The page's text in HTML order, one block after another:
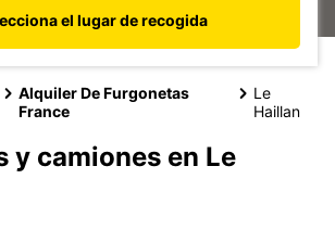
el lugar de recogida
Alquiler De Furgonetas
France
Le
Haillan
y camiones en Le